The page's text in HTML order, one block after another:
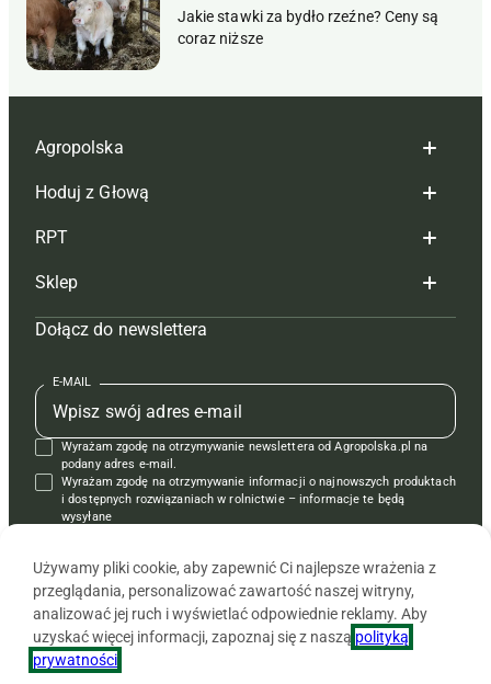
Jakie stawki za bydło rzeźne? Ceny są
coraz niższe
Agropolska
Redakcja
Reklama
Tagi
Mapa serwisu
Kontakt
Regulamin
Polityka prywatności
Hoduj z Głową
Hoduj z głową bydło
Hoduj z głową świnie
Prenumerata
Redakcja
Kontakt
Reklama
RPT
Redakcja
Prenumerata
Reklama
Kontakt
Krzyżówki
Sklep
Czasopisma i prenumerata
Książki
Regulamin
Dołącz do newslettera
E-MAIL
Wyrażam zgodę na otrzymywanie newslettera od Agropolska.pl na
podany adres e-mail.
Wyrażam zgodę na otrzymywanie informacji o najnowszych produktach
i dostępnych rozwiązaniach w rolnictwie – informacje te będą
wysyłane
Używamy pliki cookie, aby zapewnić Ci najlepsze wrażenia z
przeglądania, personalizować zawartość naszej witryny,
analizować jej ruch i wyświetlać odpowiednie reklamy. Aby
uzyskać więcej informacji, zapoznaj się z naszą polityką
prywatności